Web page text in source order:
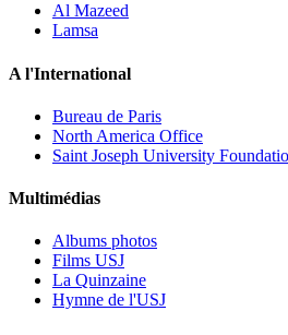
Al Mazeed
Lamsa
A l'International
Bureau de Paris
North America Office
Saint Joseph University
Multimédias
Albums photos
Films USJ
La Quinzaine
Hymne de l'USJ